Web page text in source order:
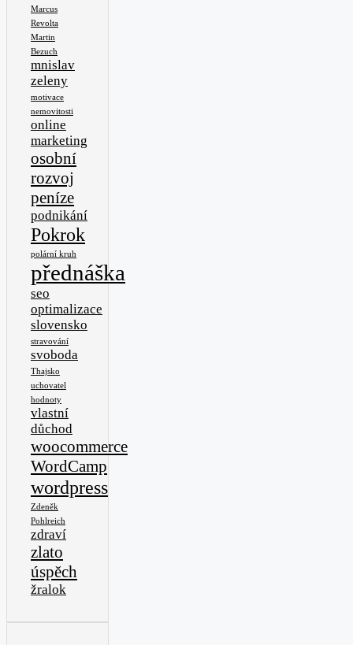
Marcus
Revolta
Martin
Bezuch
mnislav
zeleny
motivace
nemovitosti
online
marketing
osobní
rozvoj
peníze
podnikání
Pokrok
polární kruh
přednáška
seo
optimalizace
slovensko
stravování
svoboda
Thajsko
uchovatel
hodnoty
vlastní
důchod
woocommerce
WordCamp
wordpress
Zdeněk
Pohlreich
zdraví
zlato
úspěch
žralok